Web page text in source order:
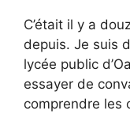
C’était il y a
depuis. Je suis
lycée public
essayer de
comprendre les